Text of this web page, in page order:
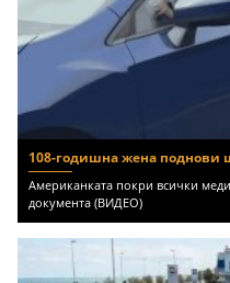
108-годишна жена поднови
Американката покри всички
документа (ВИДЕО)